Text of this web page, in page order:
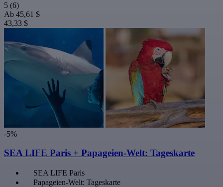
5 (6)
Ab 45,61 $
43,33 $
-5%
SEA LIFE Paris + Papageien-Welt: Tageskarte
SEA LIFE Paris
Papageien-Welt: Tageskarte